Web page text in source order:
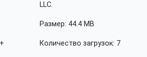
LLC.
Размер: 44.4 MB
Количество загрузок: 7